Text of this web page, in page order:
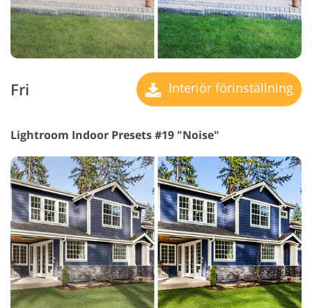
Fri Interiör förinställning
Lightroom Indoor Presets #19 "Noise"